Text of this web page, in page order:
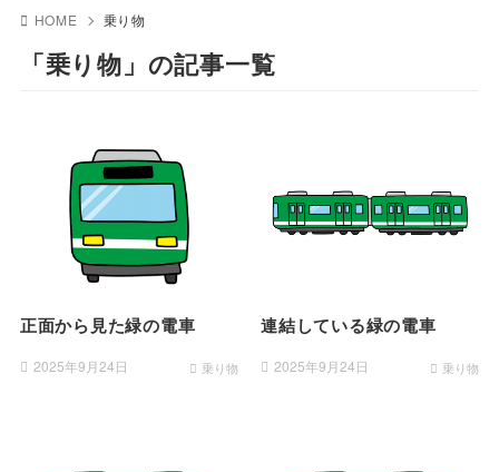
HOME 乗り物
「乗り物」の記事一覧
正面から見た緑の電車
2025年9月24日 乗り物
連結している緑の電車
2025年9月24日 乗り物